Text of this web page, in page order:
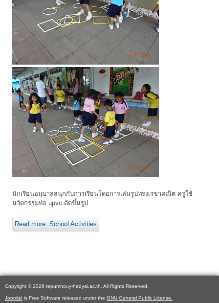
นักเรียนอนุบาลสนุกกับการเรียนโดยการเล่นรูปทรงเรขาคณิต ครูใช้
นวัตกรรมท่อ upvc ดัดขึ้นรูป
Read more: School Activities
Copyright © 2026 tepumnouy-hadyai.ac.th. All Rights Reserved.
Joomla! is Free Software released under the GNU General Public License.